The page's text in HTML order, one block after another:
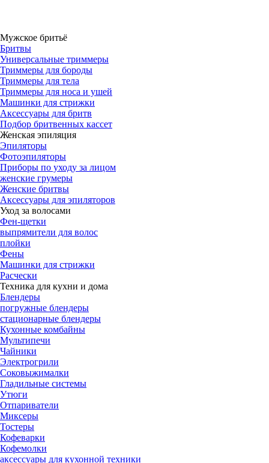
Мужское бритьё
Бритвы
Универсальные триммеры
Триммеры для бороды
Триммеры для тела
Триммеры для носа и ушей
Машинки для стрижки
Аксессуары для бритв
Подбор бритвенных кассет
Женская эпиляция
Эпиляторы
Фотоэпиляторы
Приборы по уходу за лицом
женские грумеры
Женские бритвы
Аксессуары для эпиляторов
Уход за волосами
Фен-щетки
выпрямители для волос
плойки
Фены
Машинки для стрижки
Расчески
Техника для кухни и дома
Блендеры
погружные блендеры
стационарные блендеры
Кухонные комбайны
Мультипечи
Чайники
Электрогрили
Соковыжималки
Гладильные системы
Утюги
Отпариватели
Миксеры
Тостеры
Кофеварки
Кофемолки
аксессуары для кухонной техники